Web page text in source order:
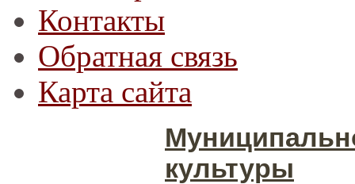
Контакты
Обратная связь
Карта сайта
культуры